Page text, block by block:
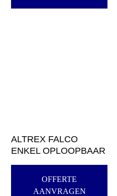
ALTREX FALCO
ENKEL OPLOOPBAAR
OFFERTE
AANVRAGEN